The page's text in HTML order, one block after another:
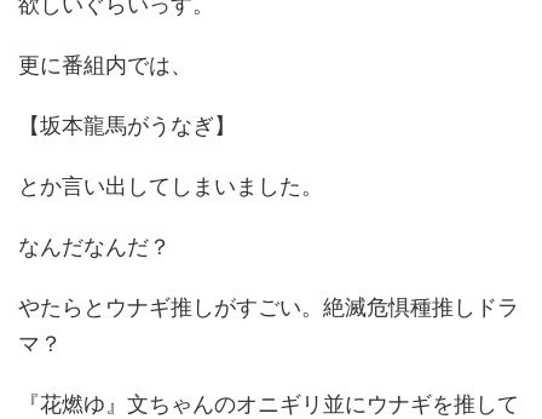
更に番組内では、
【坂本龍馬がうなぎ】
とか言い出してしまいました。
なんだなんだ？
やたらとウナギ推しがすごい。絶滅危惧種推しドラ
マ？
『花燃ゆ』文ちゃんのオニギリ並にウナギを推して